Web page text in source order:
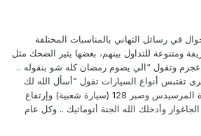
في رسائل التهاني بالمناسبات المختلفة
ومتنوعة للتداول بينهم، بعضها يثير الضحك مثل
وتقول “الي يصوم رمضان كله شو بنقوله ..
تقتبس أنواع السيارات تقول “أسأل الله لك
ثبات BMW وجمال A5 وقوة المرسيدس وصبر 128 (سيارة شعبية) وإرتفاع
الجاغوار وأدخلك الله الجنة أتوماتيك .. وكل عام